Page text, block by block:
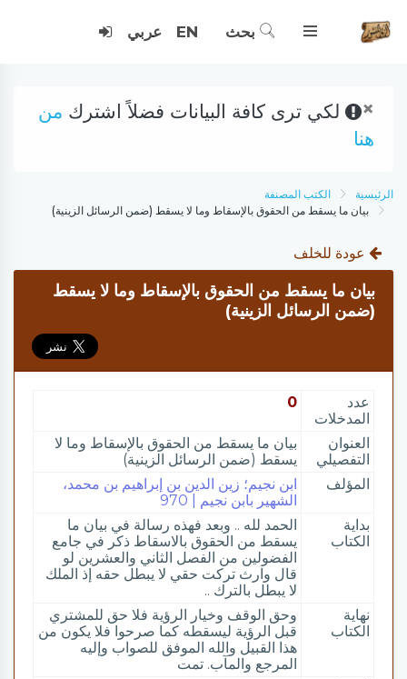
بحث EN عربي
× لكي ترى كافة البيانات فضلاً اشترك من
هنا
الرئيسية
الكتب المصنفة
بيان ما يسقط من الحقوق بالإسقاط وما لا يسقط (ضمن الرسائل الزينية)
عودة للخلف
بيان ما يسقط من الحقوق بالإسقاط وما لا يسقط
(ضمن الرسائل الزينية)
عدد
المدخلات
0
العنوان
التفصيلي
بيان ما يسقط من الحقوق بالإسقاط وما لا
يسقط (ضمن الرسائل الزينية)
المؤلف
ابن نجيم؛ زين الدين بن إبراهيم بن محمد،
الشهير بابن نجيم | 970
بداية
الكتاب
الحمد لله .. وبعد فهذه رسالة في بيان ما
يسقط من الحقوق بالاسقاط ذكر في جامع
الفضولين من الفصل الثاني والعشرين لو
قال وارث تركت حقي لا يبطل حقه إذ الملك
لا يبطل بالترك ..
نهاية
الكتاب
وحق الوقف وخيار الرؤية فلا حق للمشتري
قبل الرؤية ليسقطه كما صرحوا فلا يكون من
هذا القبيل والله الموفق للصواب وإليه
المرجع والمآب. تمت